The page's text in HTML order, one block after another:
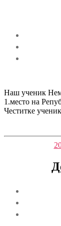
Наш ученик
1.место на
Честитке